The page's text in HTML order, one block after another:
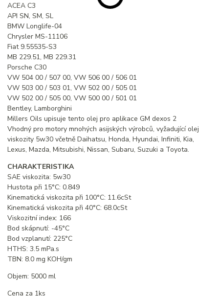
ACEA C3
API SN, SM, SL
BMW Longlife-04
Chrysler MS-11106
Fiat 9.55535-S3
MB 229.51, MB 229.31
Porsche C30
VW 504 00 / 507 00, VW 506 00 / 506 01
VW 503 00 / 503 01, VW 502 00 / 505 01
VW 502 00 / 505 00, VW 500 00 / 501 01
Bentley, Lamborghini
Millers Oils upisuje tento olej pro aplikace GM dexos 2
Vhodný pro motory mnohých asijských výrobců, vyžadující olej
viskozity 5w30 včetně Daihatsu, Honda, Hyundai, Infiniti, Kia,
Lexus, Mazda, Mitsubishi, Nissan, Subaru, Suzuki a Toyota.
CHARAKTERISTIKA
SAE viskozita: 5w30
Hustota při 15°C: 0.849
Kinematická viskozita při 100°C: 11.6cSt
Kinematická viskozita při 40°C: 68.0cSt
Viskozitní index: 166
Bod skápnutí: -45°C
Bod vzplanutí: 225°C
HTHS: 3.5 mPa.s
TBN: 8.0 mg KOH/gm
Objem: 5000 ml
Cena za 1ks